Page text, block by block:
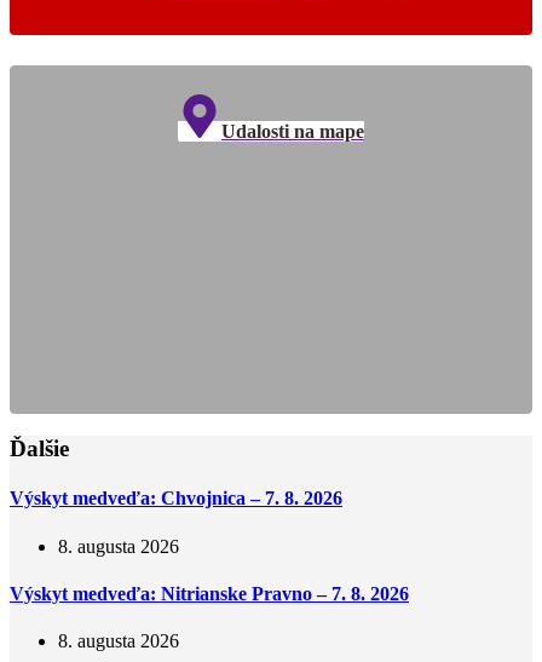
Udalosti na mape
Ďalšie
Výskyt medveďa: Chvojnica – 7. 8. 2026
8. augusta 2026
Výskyt medveďa: Nitrianske Pravno – 7. 8. 2026
8. augusta 2026